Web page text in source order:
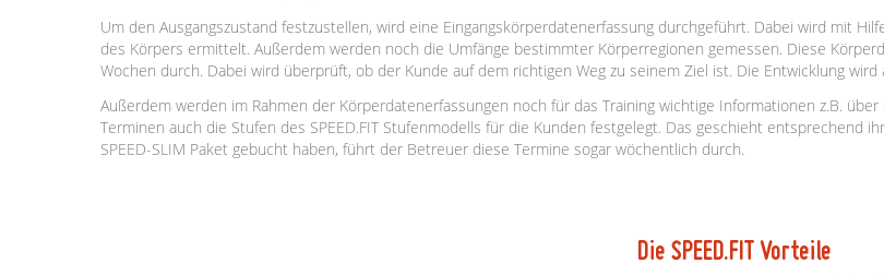
Um den Ausgangszustand festzustellen, wird eine Eingangskörperdatenerfassung durchgeführt. Dabei wird mit
des Körpers ermittelt. Außerdem werden noch die Umfänge bestimmter Körperregionen gemessen. Diese
Wochen durch. Dabei wird überprüft, ob der Kunde auf dem richtigen Weg zu seinem Ziel ist. Die Entwicklung
Außerdem werden im Rahmen der Körperdatenerfassungen noch für das Training wichtige Informationen z.B.
Terminen auch die Stufen des SPEED.FIT Stufenmodells für die Kunden festgelegt. Das geschieht entsprechend
SPEED-SLIM Paket gebucht haben, führt der Betreuer diese Termine sogar wöchentlich durch.
Die SPEED.FIT Vorteile